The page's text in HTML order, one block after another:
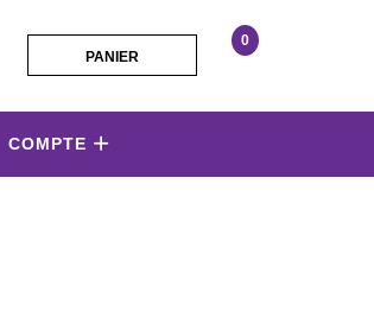
0
PANIER
COMPTE